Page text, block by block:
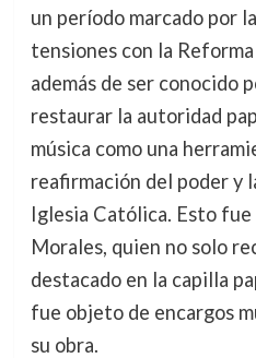
un período marcado por
tensiones con la
además de ser conocido
restaurar la autoridad
música como una
reafirmación del poder y
Iglesia Católica. Esto
Morales, quien no solo
destacado en la capilla
fue objeto de encargos
su obra.